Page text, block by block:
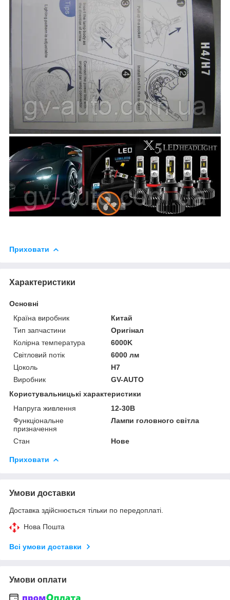
Приховати
Характеристики
Основні
Країна виробник
Китай
Тип запчастини
Оригінал
Колірна температура
6000K
Світловий потік
6000 лм
Цоколь
H7
Виробник
GV-AUTO
Користувальницькі характеристики
Напруга живлення
12-30В
Функціональне
призначення
Лампи головного світла
Стан Нове
Приховати
Умови доставки
Доставка здійснюється тільки по передоплаті.
Нова Пошта
Всі умови доставки
Умови оплати